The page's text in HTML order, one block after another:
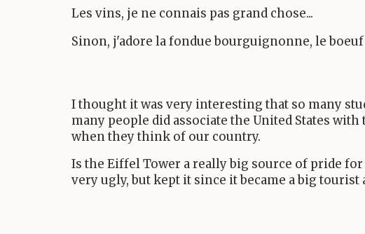
Les vins, je ne connais pas grand chose...
Sinon, j'adore la fondue bourguignonne, le
I thought it was very interesting that so many
many people did associate the United States
when they think of our country.
Is the Eiffel Tower a really big source of pride
very ugly, but kept it since it became a big